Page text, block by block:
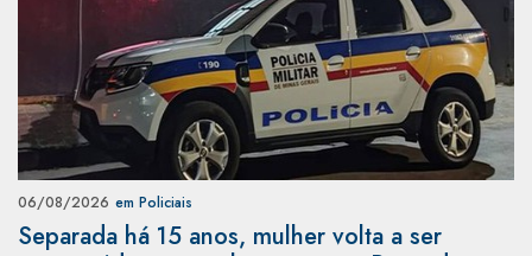
06/08/2026 em Policiais
Separada há 15 anos, mulher volta a ser